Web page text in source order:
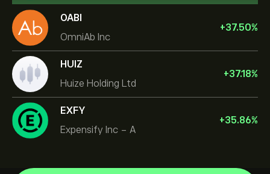
OABI
OmniAb Inc
+37.50%
HUIZ
Huize Holding Ltd
+37.18%
EXFY
Expensify Inc - A
+35.86%